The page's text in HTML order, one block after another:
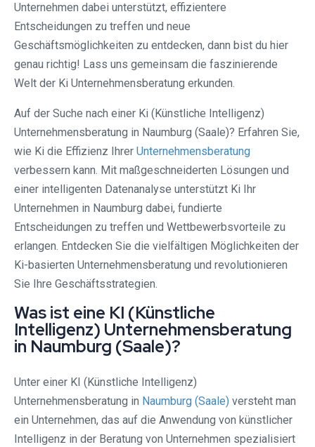
Unternehmen dabei unterstützt, effizientere
Entscheidungen zu treffen und neue
Geschäftsmöglichkeiten zu entdecken, dann bist du hier
genau richtig! Lass uns gemeinsam die faszinierende
Welt der Ki Unternehmensberatung erkunden.
Auf der Suche nach einer Ki (Künstliche Intelligenz)
Unternehmensberatung in Naumburg (Saale)? Erfahren Sie,
wie Ki die Effizienz Ihrer Unternehmensberatung
verbessern kann. Mit maßgeschneiderten Lösungen und
einer intelligenten Datenanalyse unterstützt Ki Ihr
Unternehmen in Naumburg dabei, fundierte
Entscheidungen zu treffen und Wettbewerbsvorteile zu
erlangen. Entdecken Sie die vielfältigen Möglichkeiten der
Ki-basierten Unternehmensberatung und revolutionieren
Sie Ihre Geschäftsstrategien.
Was ist eine KI (Künstliche
Intelligenz) Unternehmensberatung
in Naumburg (Saale)?
Unter einer KI (Künstliche Intelligenz)
Unternehmensberatung in Naumburg (Saale) versteht man
ein Unternehmen, das auf die Anwendung von künstlicher
Intelligenz in der Beratung von Unternehmen spezialisiert